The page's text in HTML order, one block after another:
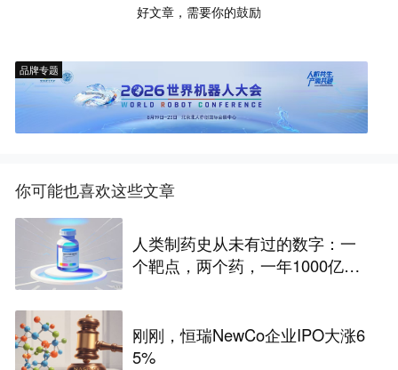
好文章，需要你的鼓励
品牌专题
你可能也喜欢这些文章
人类制药史从未有过的数字：一
个靶点，两个药，一年1000亿美
刚刚，恒瑞NewCo企业IPO大涨6
5%